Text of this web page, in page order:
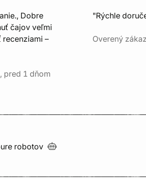
Dobre
čajov veľmi
–
pred 1 dňom
"Rýchle
Overený
robotov